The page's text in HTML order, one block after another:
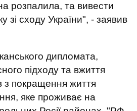
розпалила, та вивести
зі сходу України", - заявив
дипломата,
підходу та вжиття
з покращення життя
яке проживає на